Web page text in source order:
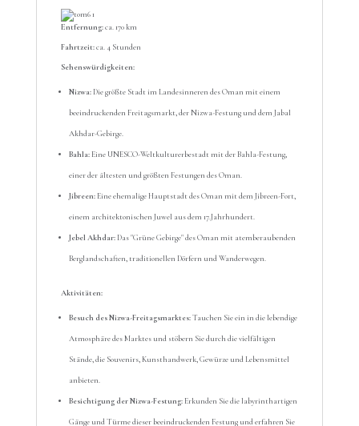
Entfernung:ca. 170 km
Fahrtzeit:ca. 4 Stunden
Sehenswürdigkeiten:
Nizwa:Die größte Stadt im Landesinneren des Oman mit einem
beeindruckenden Freitagsmarkt, der Nizwa-Festung und dem Jabal
Akhdar-Gebirge.
Bahla:Eine UNESCO-Weltkulturerbestadt mit der Bahla-Festung,
einer der ältesten und größten Festungen des Oman.
Jibreen:Eine ehemalige Hauptstadt des Oman mit dem Jibreen-Fort,
einem architektonischen Juwel aus dem 17.Jahrhundert.
Jebel Akhdar:Das "Grüne Gebirge" des Oman mit atemberaubenden
Berglandschaften, traditionellen Dörfern und Wanderwegen.
Aktivitäten:
Besuch des Nizwa-Freitagsmarktes:Tauchen Sie ein in die lebendige
Atmosphäre des Marktes und stöbern Sie durch die vielfältigen
Stände, die Souvenirs, Kunsthandwerk, Gewürze und Lebensmittel
anbieten.
Besichtigung der Nizwa-Festung:Erkunden Sie die labyrinthartigen
Gänge und Türme dieser beeindruckenden Festung und erfahren Sie